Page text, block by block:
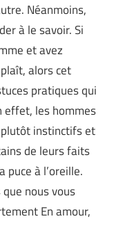
Néanmoins,
à le savoir. Si
et avez
alors cet
pratiques qui
effet, les hommes
instinctifs et
de leurs faits
à l’oreille.
nous vous
En amour,